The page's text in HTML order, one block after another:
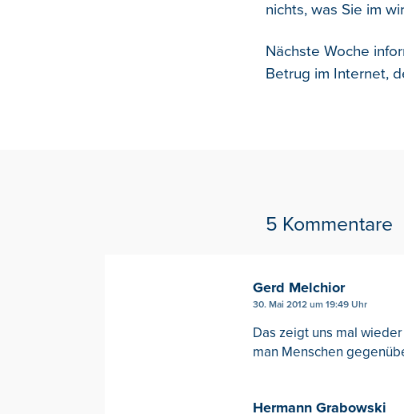
nichts, was Sie im
Nächste Woche
Betrug im Internet,
5 Kommentare
Gerd Melchior
30. Mai 2012 um 19:49 Uhr
Das zeigt uns mal
man Menschen
Hermann Grabowski